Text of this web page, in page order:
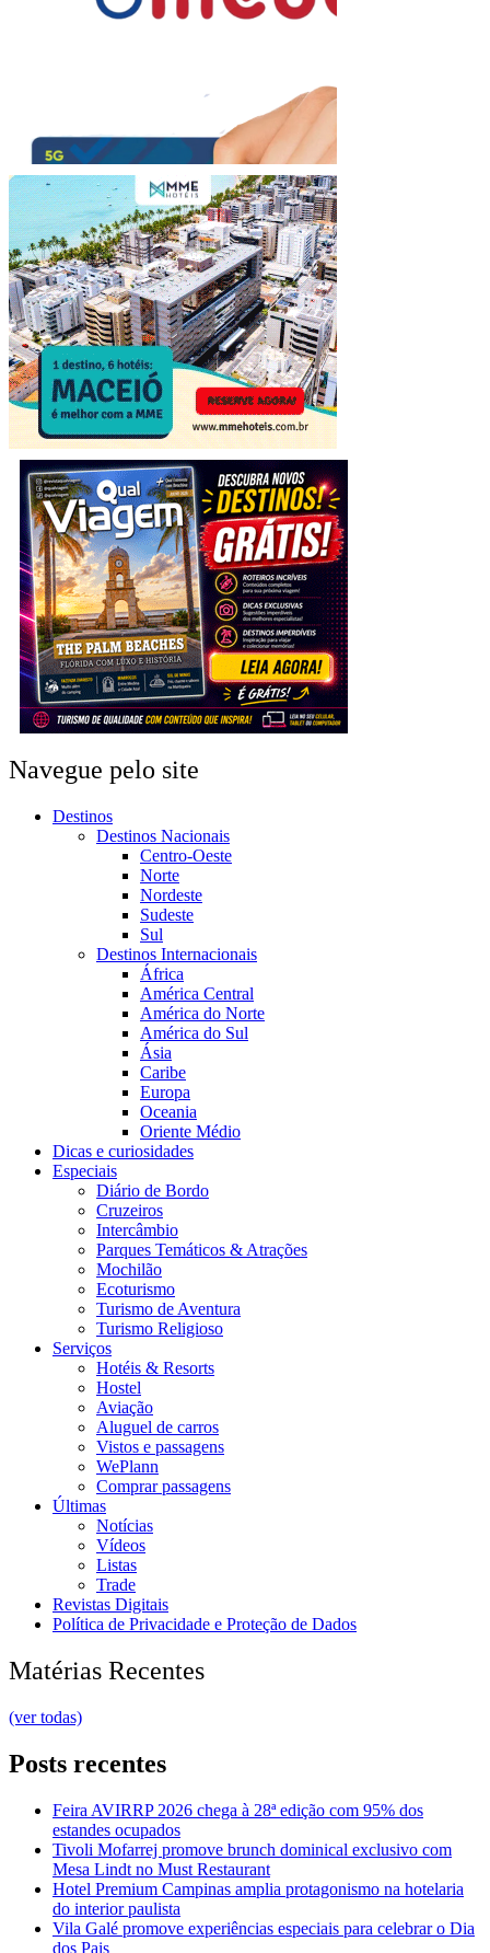
Navegue pelo site
Destinos
Destinos Nacionais
Centro-Oeste
Norte
Nordeste
Sudeste
Sul
Destinos Internacionais
África
América Central
América do Norte
América do Sul
Ásia
Caribe
Europa
Oceania
Oriente Médio
Dicas e curiosidades
Especiais
Diário de Bordo
Cruzeiros
Intercâmbio
Parques Temáticos & Atrações
Mochilão
Ecoturismo
Turismo de Aventura
Turismo Religioso
Serviços
Hotéis & Resorts
Hostel
Aviação
Aluguel de carros
Vistos e passagens
WePlann
Comprar passagens
Últimas
Notícias
Vídeos
Listas
Trade
Revistas Digitais
Política de Privacidade e Proteção de Dados
Matérias Recentes
(ver todas)
Posts recentes
Feira AVIRRP 2026 chega à 28ª edição com 95% dos
estandes ocupados
Tivoli Mofarrej promove brunch dominical exclusivo com
Mesa Lindt no Must Restaurant
Hotel Premium Campinas amplia protagonismo na hotelaria
do interior paulista
Vila Galé promove experiências especiais para celebrar o Dia
dos Pais